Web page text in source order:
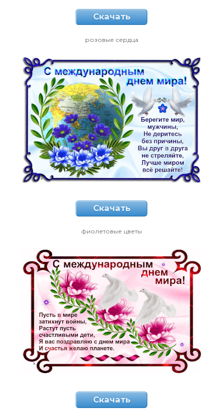
Скачать
розовые сердца
Скачать
фиолетовые цветы
Скачать